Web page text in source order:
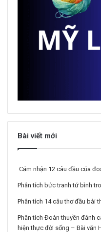
Bài viết mới
Cảm nhận 12 câu đầu của
Phân tích bức tranh tứ bình
Phân tích 14 câu thơ đầu bài
Phân tích Đoàn thuyền đánh
hiện thực đời sống – Bài văn